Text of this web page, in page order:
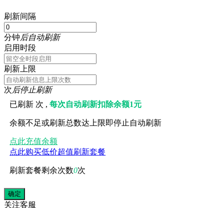
刷新间隔
分钟后自动刷新
启用时段
刷新上限
次后停止刷新
已刷新次 ,每次自动刷新扣除余额1元
余额不足或刷新总数达上限即停止自动刷新
点此充值余额
点此购买低价超值刷新套餐
刷新套餐剩余次数0次
关注客服